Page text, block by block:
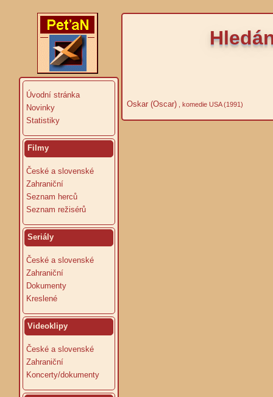
Úvodní stránka
Novinky
Statistiky
Filmy
České a slovenské
Zahraniční
Seznam herců
Seznam režisérů
Seriály
České a slovenské
Zahraniční
Dokumenty
Kreslené
Videoklipy
České a slovenské
Zahraniční
Koncerty/dokumenty
Oskar (Oscar) , komedie USA (1991)